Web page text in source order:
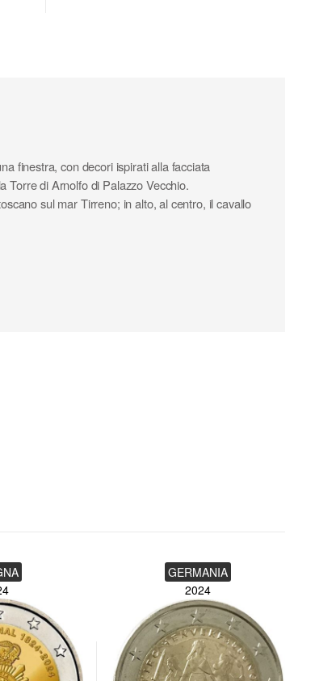
finestra, con decori ispirati alla facciata
Torre di Arnolfo di Palazzo Vecchio.
sul mar Tirreno; in alto, al centro, il cavallo
GERMANIA
2024